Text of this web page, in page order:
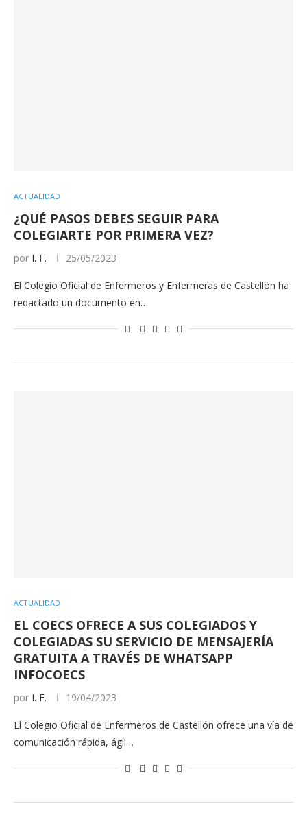
ACTUALIDAD
¿QUÉ PASOS DEBES SEGUIR PARA
COLEGIARTE POR PRIMERA VEZ?
por I. F. 25/05/2023
El Colegio Oficial de Enfermeros y Enfermeras de Castellón ha
redactado un documento en…
ACTUALIDAD
EL COECS OFRECE A SUS COLEGIADOS Y
COLEGIADAS SU SERVICIO DE MENSAJERÍA
GRATUITA A TRAVÉS DE WHATSAPP
INFOCOECS
por I. F. 19/04/2023
El Colegio Oficial de Enfermeros de Castellón ofrece una vía de
comunicación rápida, ágil…